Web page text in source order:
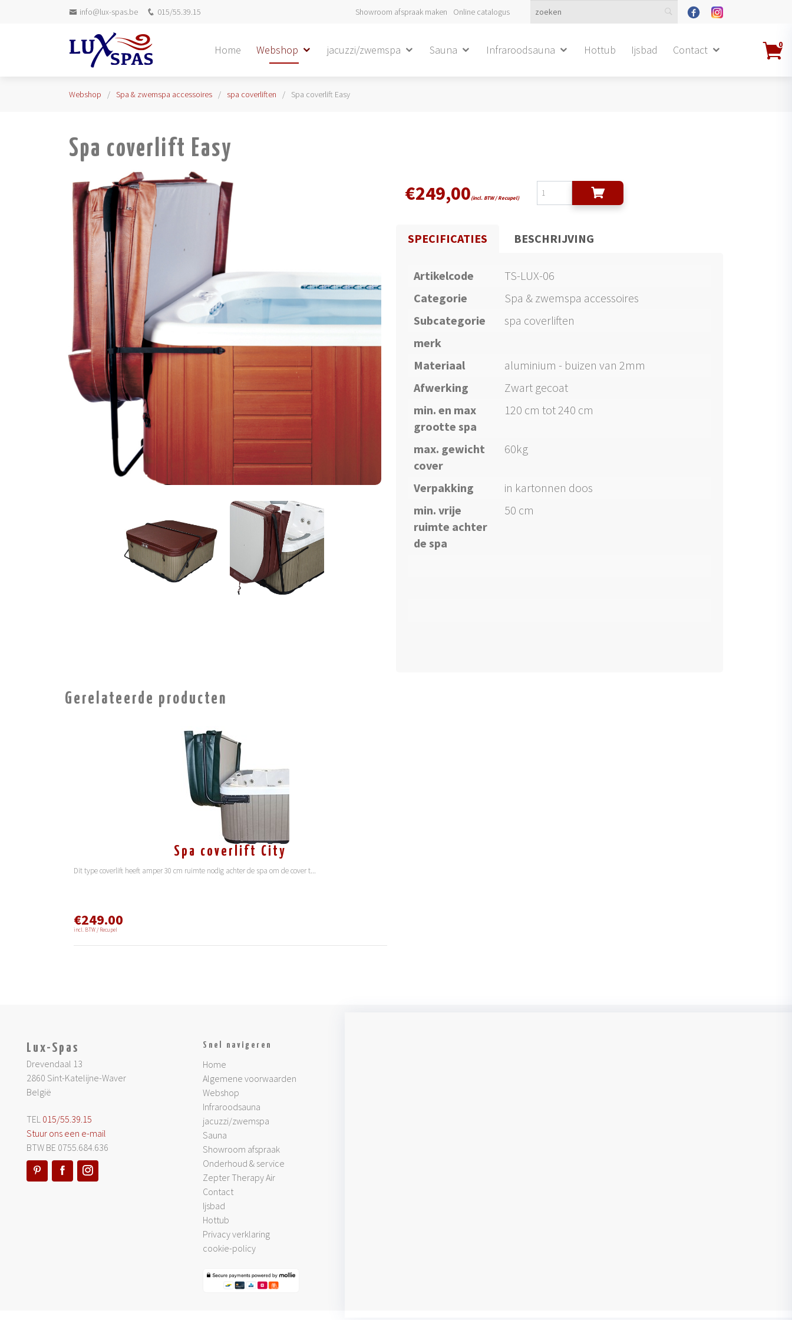
info@lux-spas.be 015/55.39.15 Showroom afspraak maken Online catalogus
0
Home Webshop jacuzzi/zwemspa Sauna Infraroodsauna Hottub Ijsbad Contact
Webshop Spa & zwemspa accessoires spa coverliften Spa coverlift Easy
Spa coverlift Easy
€249,00(incl. BTW / Recupel)
SPECIFICATIES BESCHRIJVING
Artikelcode
TS-LUX-06
Categorie
Spa & zwemspa accessoires
Subcategorie
spa coverliften
merk
Materiaal
aluminium - buizen van 2mm
Afwerking
Zwart gecoat
min. en max
grootte spa
120 cm tot 240 cm
max. gewicht
cover
60kg
Verpakking
in kartonnen doos
min. vrije
ruimte achter
de spa
50 cm
Gerelateerde producten
Spa coverlift City
Dit type coverlift heeft amper 30 cm ruimte nodig achter de spa om de cover t...
€249.00
incl. BTW / Recupel
Lux-Spas
Drevendaal 13
2860 Sint-Katelijne-Waver
België
TEL 015/55.39.15
Stuur ons een e-mail
BTW BE 0755.684.636
Snel navigeren
Home
Algemene voorwaarden
Webshop
Infraroodsauna
jacuzzi/zwemspa
Sauna
Showroom afspraak
Onderhoud & service
Zepter Therapy Air
Contact
Ijsbad
Hottub
Privacy verklaring
cookie-policy